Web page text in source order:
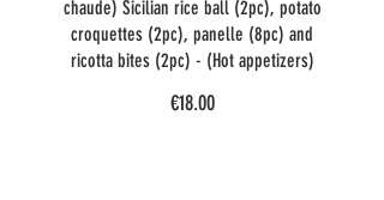
chaude) Sicilian rice ball (2pc), potato
croquettes (2pc), panelle (8pc) and
ricotta bites (2pc) - (Hot appetizers)
€18.00